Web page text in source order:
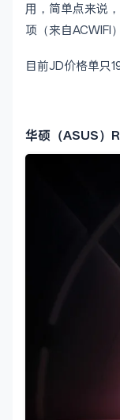
用，简单点来说
项（来自ACWIFI）
目前JD价格单只
华硕（ASUS）